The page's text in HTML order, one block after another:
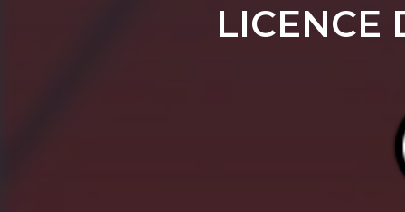
LICENCE